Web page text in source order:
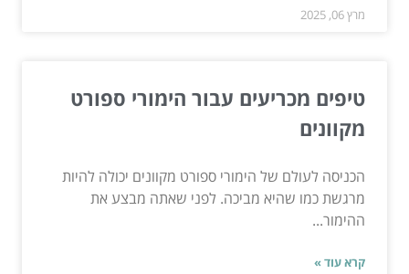
מרץ 06, 2025
טיפים מכריעים עבור הימורי ספורט
מקוונים
הכניסה לעולם של הימורי ספורט מקוונים יכולה להיות
מרגשת כמו שהיא מביכה. לפני שאתה מבצע את
ההימור...
קרא עוד »